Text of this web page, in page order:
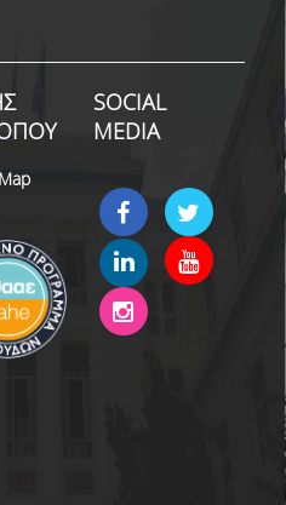
ΑΝΑΠΤΥΞΗΣ ΔΕΞΙΟΤΗΤΩΝ ΔΑΔ
HR
SOCIAL
MEDIA